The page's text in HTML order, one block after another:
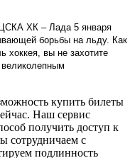
ЦСКА ХК – Лада 5 января
борьбы на льду. Как
хоккея, вы не захотите
купить билеты
Наш сервис
получить доступ к
сотрудничаем с
подлинность